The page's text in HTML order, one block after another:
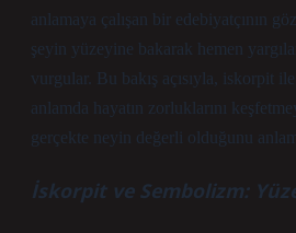
anlamaya çalışan bir edebiyatçının
şeyin yüzeyine bakarak hemen
vurgular. Bu bakış açısıyla, iskorpit
anlamda hayatın zorluklarını
gerçekte neyin değerli olduğunu
İskorpit ve Sembolizm: